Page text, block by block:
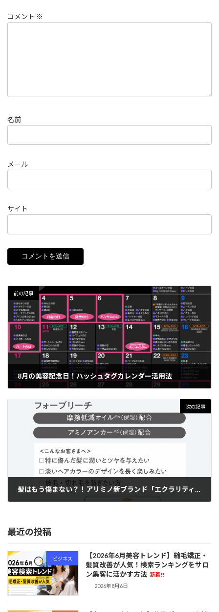
コメント ※
名前
メール
サイト
前の記事
8月の美容記念日！ハッシュタグカレンダー活用法
次の記事
髪はもう傷まない？！アリミノ新ブランド「エクラリティ」とは？“未傷ケア”の秘密を徹底解説
最近の投稿
ビジネス
【2026年6月美容トレンド】縮毛矯正・
髪質改善が人気！検索ランキングをサロ
ン集客に活かす方法 新着!!
2026年8月6日